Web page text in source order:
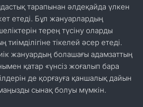
тарапынан әлдеқайда үлкен
етеді. Бұл жануарлардың
терең түсіну оларды
тікелей әсер етеді.
жануардың болашағы адамзаттың
қатар «үнсіз жоғалып бара
де қорғауға қаншалық дайын
сынақ болуы мүмкін.